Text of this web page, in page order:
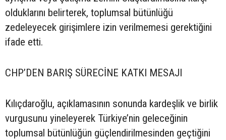
olduklarını belirterek, toplumsal bütünlüğü
zedeleyecek girişimlere izin verilmemesi gerektiğini
ifade etti.
CHP’DEN BARIŞ SÜRECİNE KATKI MESAJI
Kılıçdaroğlu, açıklamasının sonunda kardeşlik ve birlik
vurgusunu yineleyerek Türkiye’nin geleceğinin
toplumsal bütünlüğün güçlendirilmesinden geçtiğini